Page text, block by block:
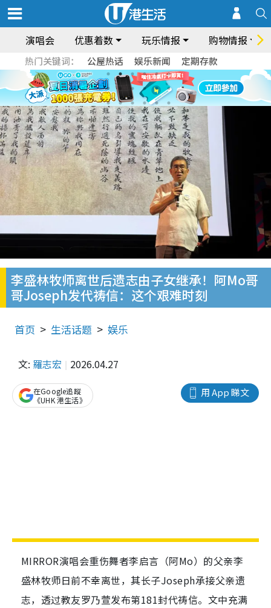
演唱会 优惠着数 玩乐情报 购物情报
热门关键词： 公屋热话 娱乐新闻 定期存款
李盛林牧师离世后遗志由子女继承！阿Mo哥
哥Joseph发代祷信：这个艰难时刻
首页 生活话题 娱乐
文: 羅志宏 2026.04.27
用 App 睇文
在Google追蹤
《UHK 港生活》
MIRROR演唱会重伤舞者李启言（阿Mo）的父亲李
盛林牧师日前不幸离世，其长子Joseph承接父亲遗
志，透过教友罗乃萱发布第181封代祷信。文中充满